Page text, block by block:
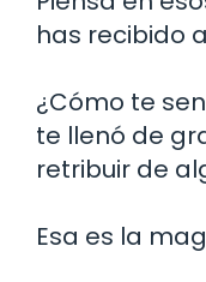
has recibido
¿Cómo te
te llenó de
retribuir de
Esa es la